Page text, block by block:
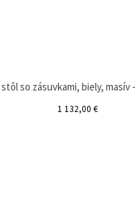
so zásuvkami, biely, masív -
1 132,00 €